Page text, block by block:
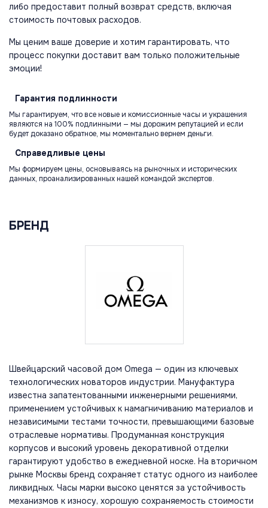
либо предоставит полный возврат средств, включая
стоимость почтовых расходов.
Мы ценим ваше доверие и хотим гарантировать, что
процесс покупки доставит вам только положительные
эмоции!
Гарантия подлинности
Мы гарантируем, что все новые и комиссионные часы и украшения
являются на 100% подлинными — мы дорожим репутацией и если
будет доказано обратное, мы моментально вернем деньги.
Справедливые цены
Мы формируем цены, основываясь на рыночных и исторических
данных, проанализированных нашей командой экспертов.
БРЕНД
Швейцарский часовой дом Omega — один из ключевых
технологических новаторов индустрии. Мануфактура
известна запатентованными инженерными решениями,
применением устойчивых к намагничиванию материалов и
независимыми тестами точности, превышающими базовые
отраслевые нормативы. Продуманная конструкция
корпусов и высокий уровень декоративной отделки
гарантируют удобство в ежедневной носке. На вторичном
рынке Москвы бренд сохраняет статус одного из наиболее
ликвидных. Часы марки высоко ценятся за устойчивость
механизмов к износу, хорошую сохраняемость стоимости